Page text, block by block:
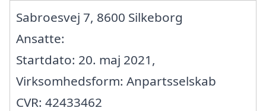
Sabroesvej 7, 8600 Silkeborg
Ansatte:
Startdato: 20. maj 2021,
Virksomhedsform: Anpartsselskab
CVR: 42433462